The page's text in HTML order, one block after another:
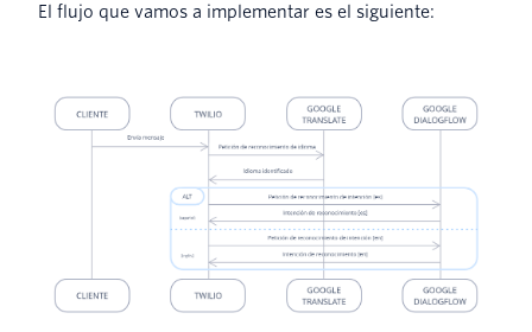
El flujo que vamos a implementar es el siguiente: